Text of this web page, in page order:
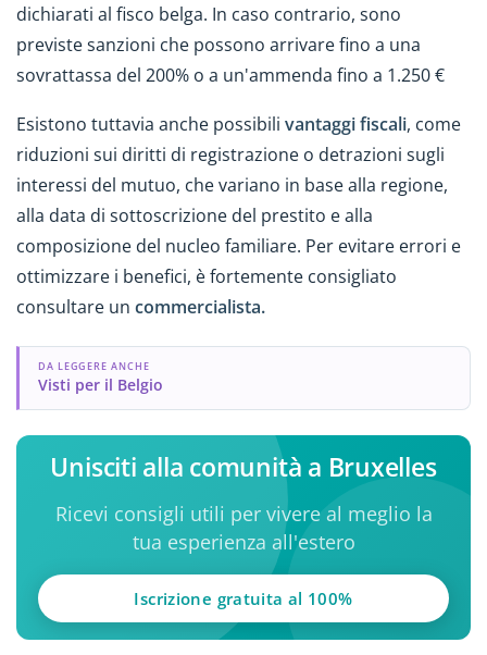
dichiarati al fisco belga. In caso contrario, sono
previste sanzioni che possono arrivare fino a una
sovrattassa del 200% o a un'ammenda fino a 1.250 €
Esistono tuttavia anche possibili vantaggi fiscali, come
riduzioni sui diritti di registrazione o detrazioni sugli
interessi del mutuo, che variano in base alla regione,
alla data di sottoscrizione del prestito e alla
composizione del nucleo familiare. Per evitare errori e
ottimizzare i benefici, è fortemente consigliato
consultare un commercialista.
DA LEGGERE ANCHE
Visti per il Belgio
Unisciti alla comunità a Bruxelles
Ricevi consigli utili per vivere al meglio la
tua esperienza all'estero
Iscrizione gratuita al 100%